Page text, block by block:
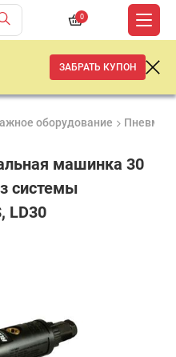
0
ЗАБРАТЬ КУПОН
оборудование
машинка 30
системы
LD30